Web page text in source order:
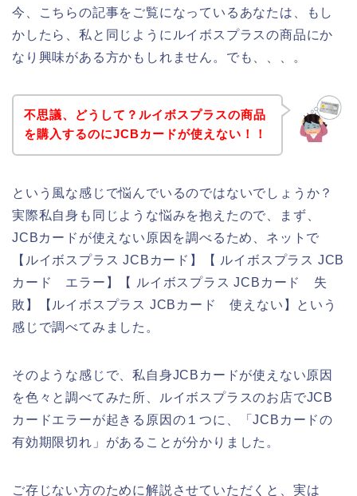
今、こちらの記事をご覧になっているあなたは、もし
かしたら、私と同じようにルイボスプラスの商品にか
なり興味がある方かもしれません。でも、、、。
不思議、どうして？ルイボスプラスの商品
を購入するのにJCBカードが使えない！！
という風な感じで悩んでいるのではないでしょうか？
実際私自身も同じような悩みを抱えたので、まず、
JCBカードが使えない原因を調べるため、ネットで
【ルイボスプラス JCBカード】【 ルイボスプラス JCB
カード エラー】【 ルイボスプラス JCBカード 失
敗】【ルイボスプラス JCBカード 使えない】という
感じで調べてみました。
そのような感じで、私自身JCBカードが使えない原因
を色々と調べてみた所、ルイボスプラスのお店でJCB
カードエラーが起きる原因の１つに、「JCBカードの
有効期限切れ」があることが分かりました。
ご存じない方のために解説させていただくと、実は